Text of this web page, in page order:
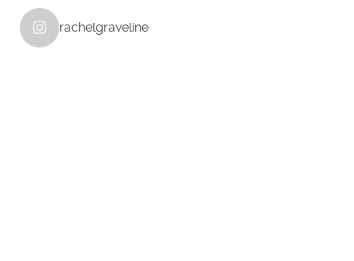
rachelgraveline